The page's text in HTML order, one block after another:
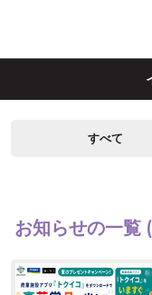
すべて
お知らせの一覧